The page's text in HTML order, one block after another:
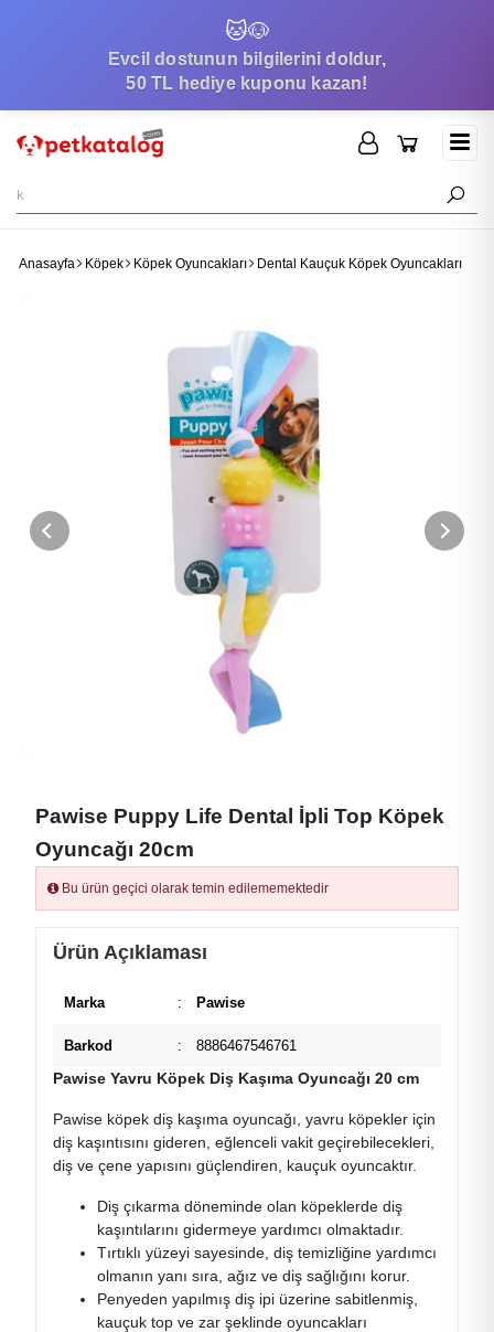
🐱🐶
Evcil dostunun bilgilerini doldur,
50 TL hediye kuponu kazan!
Anasayfa Köpek Köpek Oyuncakları Dental Kauçuk Köpek Oyuncakları
Pawise Puppy Life Dental İpli Top Köpek
Oyuncağı 20cm
Bu ürün geçici olarak temin edilememektedir
Ürün Açıklaması
Marka : Pawise
Barkod : 8886467546761
Pawise Yavru Köpek Diş Kaşıma Oyuncağı 20 cm
Pawise köpek diş kaşıma oyuncağı, yavru köpekler için
diş kaşıntısını gideren, eğlenceli vakit geçirebilecekleri,
diş ve çene yapısını güçlendiren, kauçuk oyuncaktır.
Diş çıkarma döneminde olan köpeklerde diş
kaşıntılarını gidermeye yardımcı olmaktadır.
Tırtıklı yüzeyi sayesinde, diş temizliğine yardımcı
olmanın yanı sıra, ağız ve diş sağlığını korur.
Penyeden yapılmış diş ipi üzerine sabitlenmiş,
kauçuk top ve zar şeklinde oyuncakları